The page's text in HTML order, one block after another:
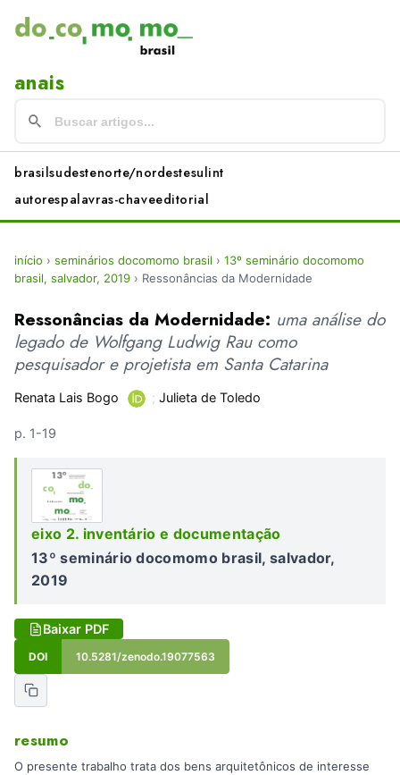
anais
brasilsudestenorte/nordestesulint
autorespalavras-chaveeditorial
início › seminários docomomo brasil › 13º seminário docomomo
brasil, salvador, 2019 › Ressonâncias da Modernidade
Ressonâncias da Modernidade: uma análise do
legado de Wolfgang Ludwig Rau como
pesquisador e projetista em Santa Catarina
Renata Lais Bogo ; Julieta de Toledo
p. 1-19
eixo 2. inventário e documentação
13º seminário docomomo brasil, salvador,
2019
Baixar PDF
DOI 10.5281/zenodo.19077563
resumo
O presente trabalho trata dos bens arquitetônicos de interesse